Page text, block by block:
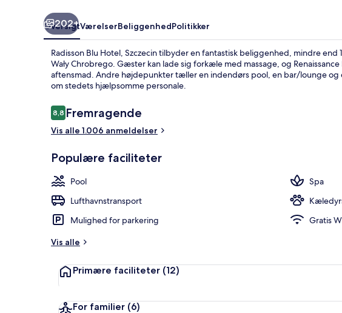
202+
OversigtVærelserBeliggenhedPolitikker
Radisson Blu Hotel, Szczecin tilbyder en fantastisk beliggenhed, mindre
Wały Chrobrego. Gæster kan lade sig forkæle med massage, og
aftensmad. Andre højdepunkter tæller en indendørs pool, en bar/lounge og
om stedets hjælpsomme personale.
Anmeldelser
8,88,8 ud af 10.
Fremragende
Vis alle 1.006 anmeldelser
Populære faciliteter
Pool
Spa
Lufthavnstransport
Mulighed for parkering
Gratis
Vis alle
Primære faciliteter (12)
For familier (6)